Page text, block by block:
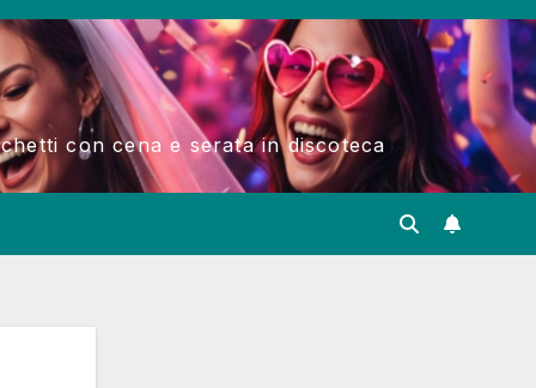
con cena e serata in discoteca